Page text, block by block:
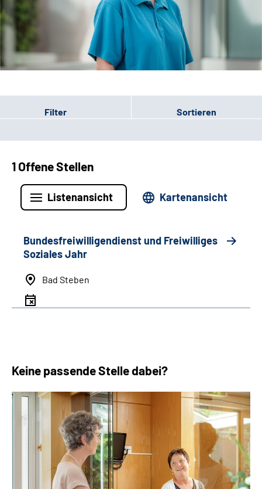
Leichte Sprache
Gebärdensprache
Patienten-Login
Filter Sortieren
1 Offene Stellen
Listenansicht Kartenansicht
Bundesfreiwilligendienst und Freiwilliges
Soziales Jahr
Bad Steben
Keine passende Stelle dabei?